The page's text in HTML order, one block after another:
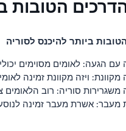
הטובות
ביותר להיכנס לסוריה
עם הגעה: לאומים מסוימים
מקוונת: ויזה מקוונת זמינה
משגרירות סוריה: רוב הלאומים
מעבר: אשרת מעבר זמינה לנוסעים